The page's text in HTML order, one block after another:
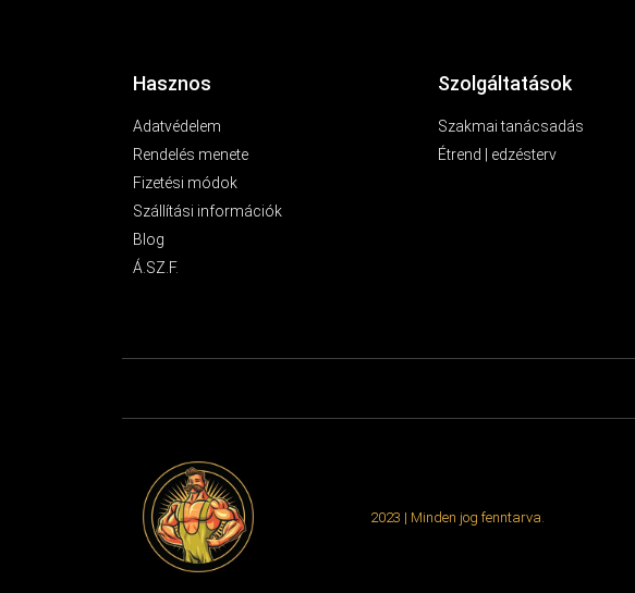
Hasznos
Adatvédelem
Rendelés menete
Fizetési módok
Szállítási információk
Blog
Á.SZ.F.
Szolgáltatások
Szakmai tanácsadás
Étrend | edzésterv
2023 | Minden jog fenntarva.